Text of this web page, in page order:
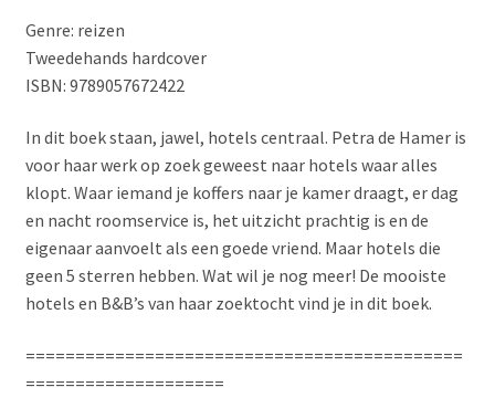
Genre: reizen
Tweedehands hardcover
ISBN: 9789057672422
In dit boek staan, jawel, hotels centraal. Petra de Hamer is
voor haar werk op zoek geweest naar hotels waar alles
klopt. Waar iemand je koffers naar je kamer draagt, er dag
en nacht roomservice is, het uitzicht prachtig is en de
eigenaar aanvoelt als een goede vriend. Maar hotels die
geen 5 sterren hebben. Wat wil je nog meer! De mooiste
hotels en B&B’s van haar zoektocht vind je in dit boek.
============================================
====================